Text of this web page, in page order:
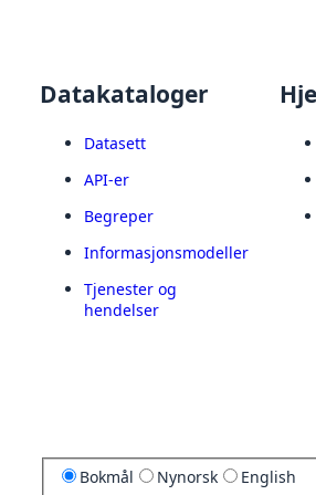
Datakataloger
Datasett
API-er
Begreper
Informasjonsmodeller
Tjenester og
hendelser
Bokmål Nynorsk English